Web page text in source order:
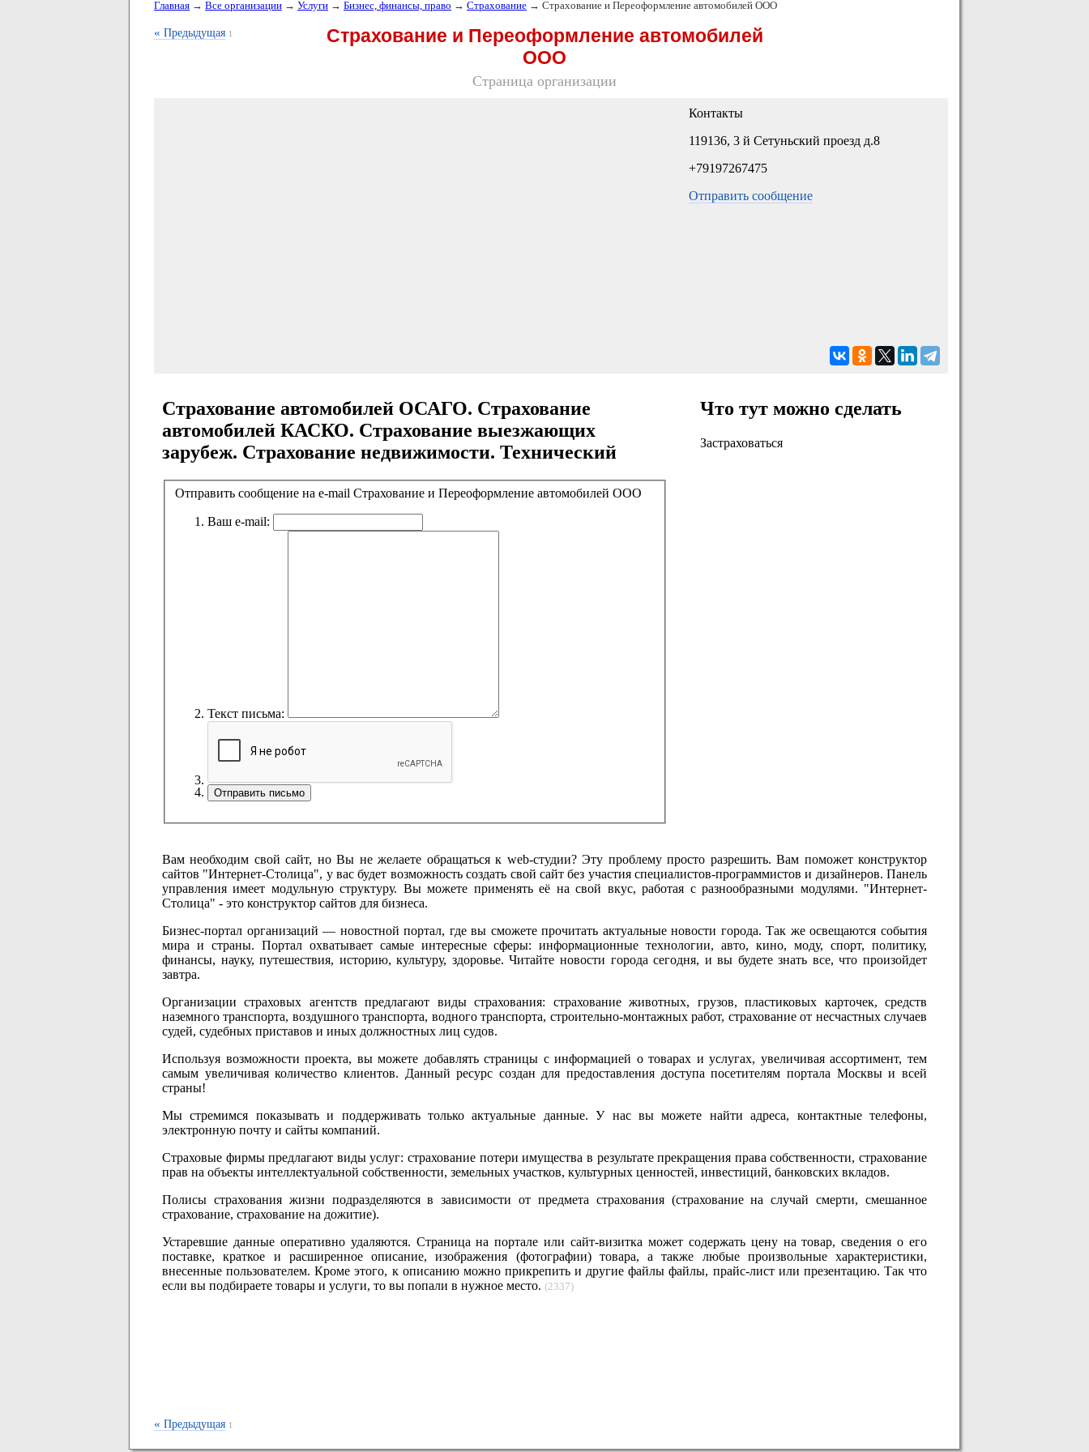
Главная → Все организации → Услуги → Бизнес, финансы, право → Страхование → Страхование и Переоформление автомобилей ООО
« Предыдущая 1
Страхование и Переоформление автомобилей
ООО
Страница организации
Контакты
119136, 3 й Сетуньский проезд д.8
+79197267475
Отправить сообщение
Страхование автомобилей ОСАГО. Страхование
автомобилей КАСКО. Страхование выезжающих
зарубеж. Страхование недвижимости. Технический
Отправить сообщение на e-mail Страхование и Переоформление автомобилей ООО
Ваш e-mail:
Текст письма:
Что тут можно сделать
Застраховаться
Вам необходим свой сайт, но Вы не желаете обращаться к web-студии? Эту проблему просто разрешить. Вам поможет конструктор
сайтов "Интернет-Столица", у вас будет возможность создать свой сайт без участия специалистов-программистов и дизайнеров. Панель
управления имеет модульную структуру. Вы можете применять её на свой вкус, работая с разнообразными модулями. "Интернет-
Столица" - это конструктор сайтов для бизнеса.
Бизнес-портал организаций — новостной портал, где вы сможете прочитать актуальные новости города. Так же освещаются события
мира и страны. Портал охватывает самые интересные сферы: информационные технологии, авто, кино, моду, спорт, политику,
финансы, науку, путешествия, историю, культуру, здоровье. Читайте новости города сегодня, и вы будете знать все, что произойдет
завтра.
Организации страховых агентств предлагают виды страхования: cтрахование животных, грузов, пластиковых карточек, средств
наземного транспорта, воздушного транспорта, водного транспорта, строительно-монтажных работ, cтрахование от несчастных случаев
судей, судебных приставов и иных должностных лиц судов.
Используя возможности проекта, вы можете добавлять страницы с информацией о товарах и услугах, увеличивая ассортимент, тем
самым увеличивая количество клиентов. Данный ресурс создан для предоставления доступа посетителям портала Москвы и всей
страны!
Мы стремимся показывать и поддерживать только актуальные данные. У нас вы можете найти адреса, контактные телефоны,
электронную почту и сайты компаний.
Страховые фирмы предлагают виды услуг: страхование потери имущества в результате прекращения права собственности, страхование
прав на объекты интеллектуальной собственности, земельных участков, культурных ценностей, инвестиций, банковских вкладов.
Полисы страхования жизни подразделяются в зависимости от предмета страхования (страхование на случай смерти, смешанное
страхование, страхование на дожитие).
Устаревшие данные оперативно удаляются. Страница на портале или сайт-визитка может содержать цену на товар, сведения о его
поставке, краткое и расширенное описание, изображения (фотографии) товара, а также любые произвольные характеристики,
внесенные пользователем. Кроме этого, к описанию можно прикрепить и другие файлы файлы, прайс-лист или презентацию. Так что
если вы подбираете товары и услуги, то вы попали в нужное место. (2337)
« Предыдущая 1